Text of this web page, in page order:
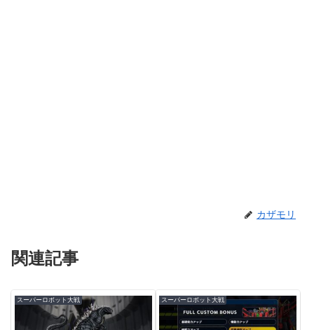
カザモリ
関連記事
スーパーロボット大戦 スーパーロボット大戦